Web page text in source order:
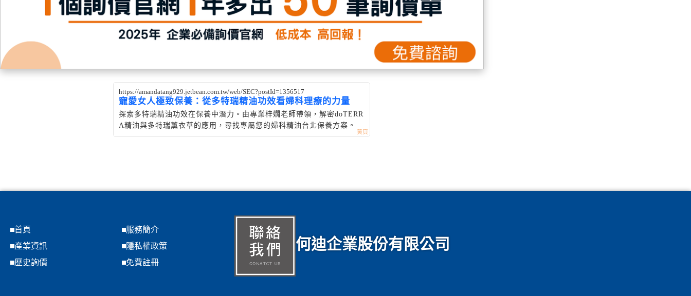
https://amandatang929.jetbean.com.tw/web/SEC?postId=1356517
寵愛女人極致保養：從多特瑞精油功效看婦科理療的力量
探索多特瑞精油功效在保養中潛力。由專業梓嫺老師帶領，解密doTERR
A精油與多特瑞薰衣草的應用，尋找專屬您的婦科精油台北保養方案。
首頁
服務簡介
產業資訊
隱私權政策
歷史詢價
免費註冊
何迪企業股份有限公司